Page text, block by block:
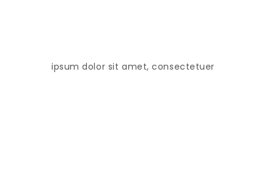
ipsum dolor sit amet, consectetuer